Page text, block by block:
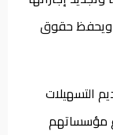
ويحفظ حقوق
التسهيلات
مؤسساتهم